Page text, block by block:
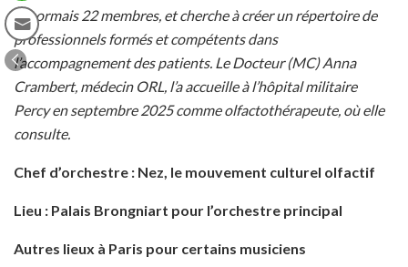
désormais 22 membres, et cherche à créer un répertoire de
professionnels formés et compétents dans
l’accompagnement des patients. Le Docteur (MC) Anna
Crambert, médecin ORL, l’a accueille à l’hôpital militaire
Percy en septembre 2025 comme olfactothérapeute, où elle
consulte.
Chef d’orchestre : Nez, le mouvement culturel olfactif
Lieu : Palais Brongniart pour l’orchestre principal
Autres lieux à Paris pour certains musiciens